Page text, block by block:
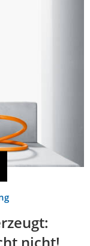
nicht!